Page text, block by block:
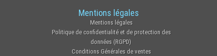
Mentions légales
Mentions légales
Politique de confidentialité et de protection des
données (RGPD)
Conditions Générales de ventes